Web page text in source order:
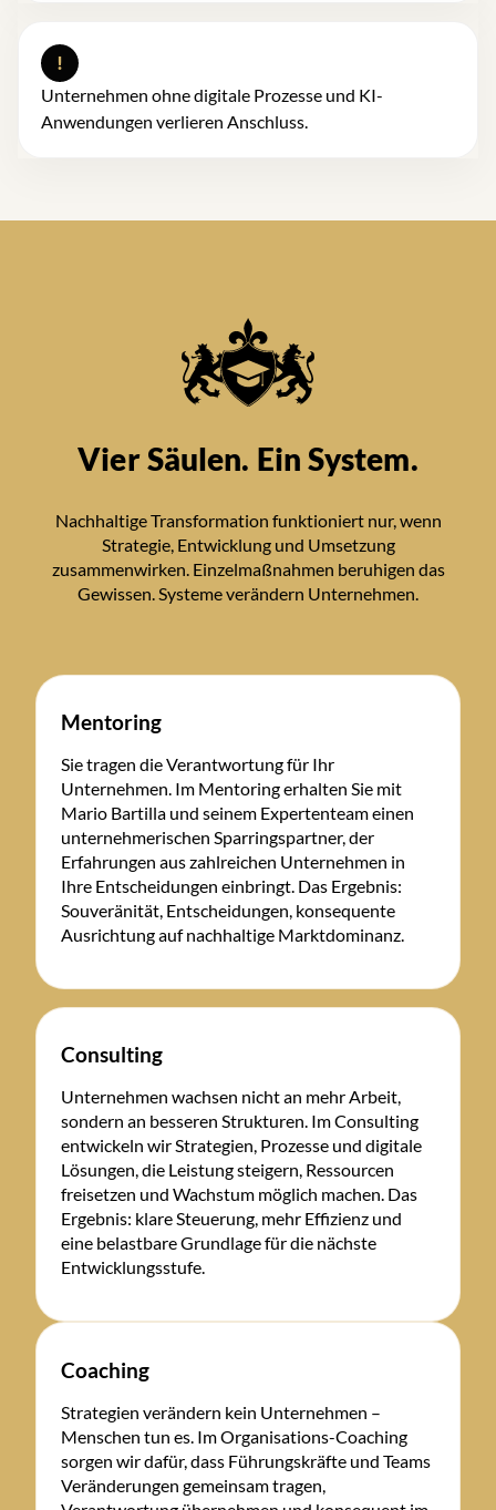
!
Unternehmen ohne digitale Prozesse und KI-
Anwendungen verlieren Anschluss.
Vier Säulen. Ein System.
Nachhaltige Transformation funktioniert nur, wenn
Strategie, Entwicklung und Umsetzung
zusammenwirken. Einzelmaßnahmen beruhigen das
Gewissen. Systeme verändern Unternehmen.
Mentoring
Sie tragen die Verantwortung für Ihr
Unternehmen. Im Mentoring erhalten Sie mit
Mario Bartilla und seinem Expertenteam einen
unternehmerischen Sparringspartner, der
Erfahrungen aus zahlreichen Unternehmen in
Ihre Entscheidungen einbringt. Das Ergebnis:
Souveränität, Entscheidungen, konsequente
Ausrichtung auf nachhaltige Marktdominanz.
Consulting
Unternehmen wachsen nicht an mehr Arbeit,
sondern an besseren Strukturen. Im Consulting
entwickeln wir Strategien, Prozesse und digitale
Lösungen, die Leistung steigern, Ressourcen
freisetzen und Wachstum möglich machen. Das
Ergebnis: klare Steuerung, mehr Effizienz und
eine belastbare Grundlage für die nächste
Entwicklungsstufe.
Coaching
Strategien verändern kein Unternehmen –
Menschen tun es. Im Organisations-Coaching
sorgen wir dafür, dass Führungskräfte und Teams
Veränderungen gemeinsam tragen,